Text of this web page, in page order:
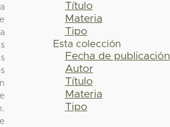
Título
Materia
Tipo
Esta colección
Fecha de publicación
Autor
Título
Materia
Tipo